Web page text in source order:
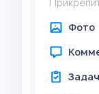
Фото